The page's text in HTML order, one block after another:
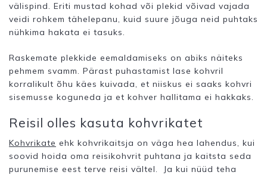
välispind. Eriti mustad kohad või plekid võivad vajada
veidi rohkem tähelepanu, kuid suure jõuga neid puhtaks
nühkima hakata ei tasuks.
Raskemate plekkide eemaldamiseks on abiks näiteks
pehmem svamm. Pärast puhastamist lase kohvril
korralikult õhu käes kuivada, et niiskus ei saaks kohvri
sisemusse koguneda ja et kohver hallitama ei hakkaks.
Reisil olles kasuta kohvrikatet
Kohvrikate ehk kohvrikaitsja on väga hea lahendus, kui
soovid hoida oma reisikohvrit puhtana ja kaitsta seda
purunemise eest terve reisi vältel. Ja kui nüüd teha